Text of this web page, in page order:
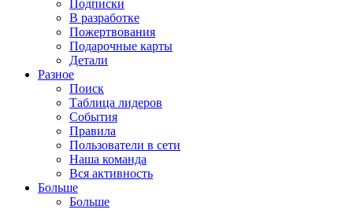
Подписки
В разработке
Пожертвования
Подарочные карты
Детали
Разное
Поиск
Таблица лидеров
События
Правила
Пользователи в сети
Наша команда
Вся активность
Больше
Больше